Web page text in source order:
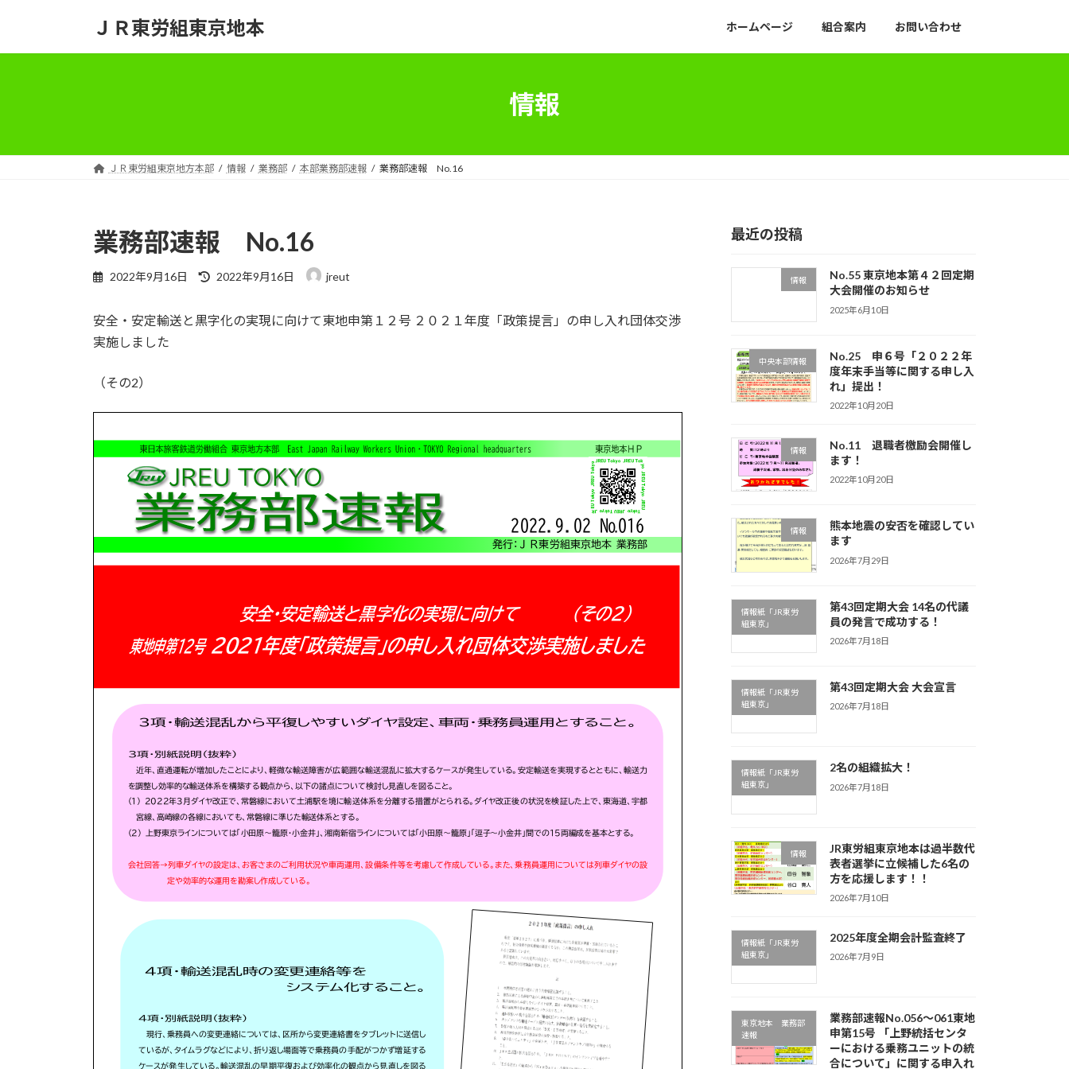
ＪＲ東労組東京地本 ホームページ 組合案内 お問い合わせ
情報
ＪＲ東労組東京地方本部 情報 業務部 本部業務部速報 業務部速報 No.16
業務部速報 No.16
2022年9月16日
最
新
2022年9月16日 jreut
安全・安定輸送と黒字化の実現に向けて東地申第１２号 ２０２１年度「政策提言」の申し入れ団体交渉
実施しました
（その2）
最近の投稿
情報
No.55 東京地本第４２回定期
大会開催のお知らせ
2025年6月10日
中央本部情報
No.25 申６号「２０２２年
度年末手当等に関する申し入
れ」提出！
2022年10月20日
情報
No.11 退職者檄励会開催し
ます！
2022年10月20日
情報
熊本地震の安否を確認してい
ます
2026年7月29日
情報紙「JR東労
組東京」
第43回定期大会 14名の代議
員の発言で成功する！
2026年7月18日
情報紙「JR東労
組東京」
第43回定期大会 大会宣言
2026年7月18日
情報紙「JR東労
組東京」
2名の組織拡大！
2026年7月18日
情報
JR東労組東京地本は過半数代
表者選挙に立候補した6名の
方を応援します！！
2026年7月10日
情報紙「JR東労
組東京」
2025年度全期会計監査終了
2026年7月9日
東京地本 業務部
速報
業務部速報No.056～061東地
申第15号 「上野統括センタ
ーにおける乗務ユニットの統
合について」に関する申入れ